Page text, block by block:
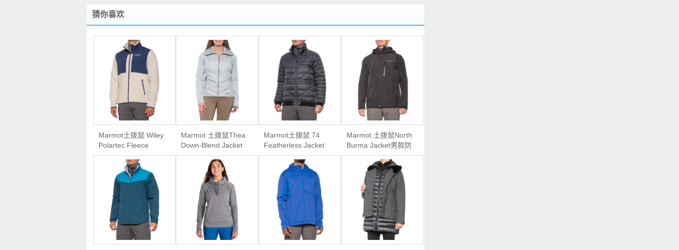
猜你喜欢
Marmot土拨鼠 Wiley
Polartec Fleece
Jacket男款抓绒外套
Marmot 土拨鼠Thea
Down-Blend Jacket
女款700蓬羽绒服
Marmot土拨鼠 74
Featherless Jacket
男款无羽绒保暖外套
Marmot 土拨鼠North
Burma Jacket男款防
水冲锋衣夹克